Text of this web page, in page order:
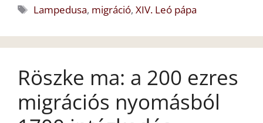
Címkék
Lampedusa, migráció,XIV. Leó pápa
Röszke ma: a 200 ezres
migrációs nyomásból